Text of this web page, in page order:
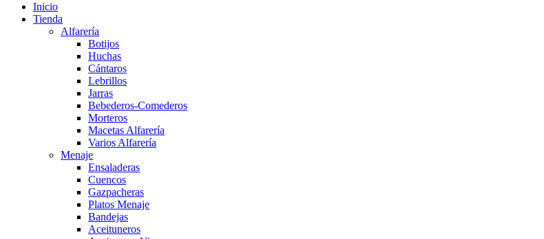
Inicio
Tienda
Alfarería
Botijos
Huchas
Cántaros
Lebrillos
Jarras
Bebederos-Comederos
Morteros
Macetas Alfarería
Varios Alfarería
Menaje
Ensaladeras
Cuencos
Gazpacheras
Platos Menaje
Bandejas
Aceituneros